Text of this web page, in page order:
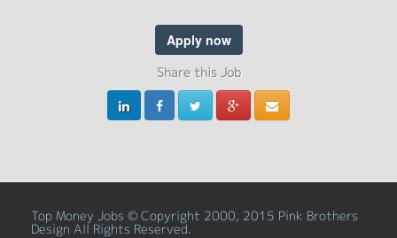
Apply now
Share this Job
Top Money Jobs © Copyright 2000, 2015 Pink Brothers
Design All Rights Reserved.